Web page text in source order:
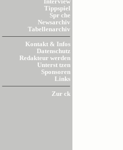
Interview
Tippspiel
Spr che
Newsarchiv
Tabellenarchiv
Kontakt & Infos
Datenschutz
Redakteur werden
Unterst tzen
Sponsoren
Links
Zur ck